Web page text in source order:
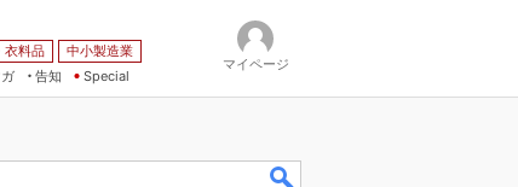
衣料品
中小製造業
告知 Special
マイページ